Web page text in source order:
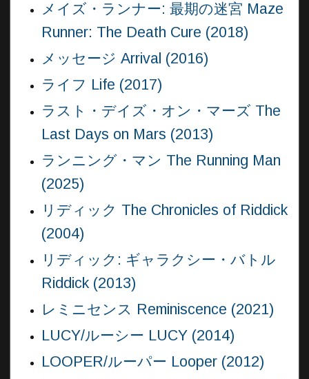
メイズ・ランナー: 最期の迷宮 Maze
Runner: The Death Cure (2018)
メッセージ Arrival (2016)
ライフ Life (2017)
ラスト・デイズ・オン・マーズ The
Last Days on Mars (2013)
ランニング・マン The Running Man
(2025)
リディック The Chronicles of Riddick
(2004)
リディック: ギャラクシー・バトル
Riddick (2013)
レミニセンス Reminiscence (2021)
LUCY/ルーシー LUCY (2014)
LOOPER/ルーパー Looper (2012)